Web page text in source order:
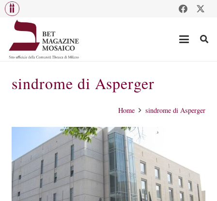
sindrome di Asperger
Home sindrome di Asperger